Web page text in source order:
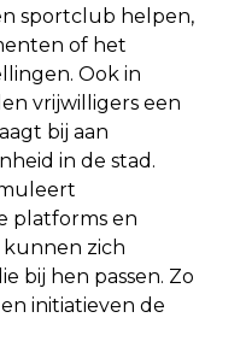
sportclub helpen,
of het
Ook in
vrijwilligers een
bij aan
in de stad.
platforms en
kunnen zich
bij hen passen. Zo
initiatieven de